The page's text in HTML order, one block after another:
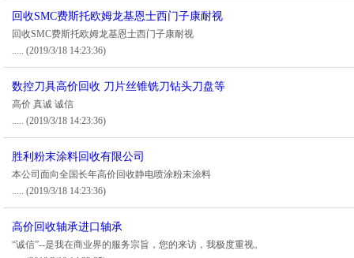
回收SMC费斯托欧姆龙基恩士西门子康耐视
回收SMC费斯托欧姆龙基恩士西门子康耐视
..... (2019/3/18 14:23:36)
数控刀具高价回收 刀片丝锥铣刀钻头刀盘等
高价 真诚 诚信
..... (2019/3/18 14:23:36)
胜利粉末涂料回收有限公司
本公司面向全国长年高价回收静电喷涂粉末涂料
..... (2019/3/18 14:23:36)
高价回收轴承进口轴承
“诚信”--是我在商业界的服务宗旨，您的来访，我极度重视。